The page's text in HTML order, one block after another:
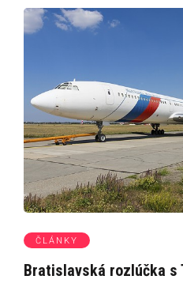
ČLÁNKY
Bratislavská rozlúčka s